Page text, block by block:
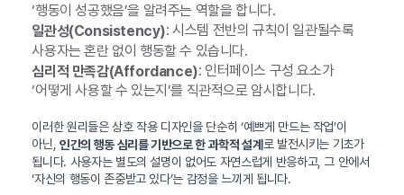
‘행동이 성공했음’을 알려주는 역할을 합니다.
일관성(Consistency): 시스템 전반의 규칙이 일관될수록
사용자는 혼란 없이 행동할 수 있습니다.
심리적 만족감(Affordance): 인터페이스 구성 요소가
‘어떻게 사용할 수 있는지’를 직관적으로 암시합니다.
이러한 원리들은 상호 작용 디자인을 단순히 ‘예쁘게 만드는 작업’이
아닌, 인간의 행동 심리를 기반으로 한 과학적 설계 로 발전시키는 기초가
됩니다. 사용자는 별도의 설명이 없어도 자연스럽게 반응하고, 그 안에서
‘자신의 행동이 존중받고 있다’는 감정을 느끼게 됩니다.